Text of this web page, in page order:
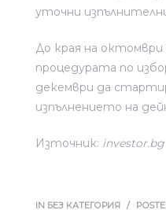
уточни
До края на октомври
процедурата по
декември да
изпълнението на
Източник: investor.bg
IN БЕЗ КАТЕГОРИЯ